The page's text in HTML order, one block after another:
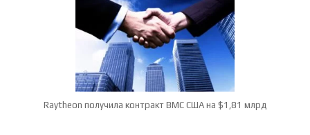
Raytheon получила контракт ВМС США на $1,81 млрд